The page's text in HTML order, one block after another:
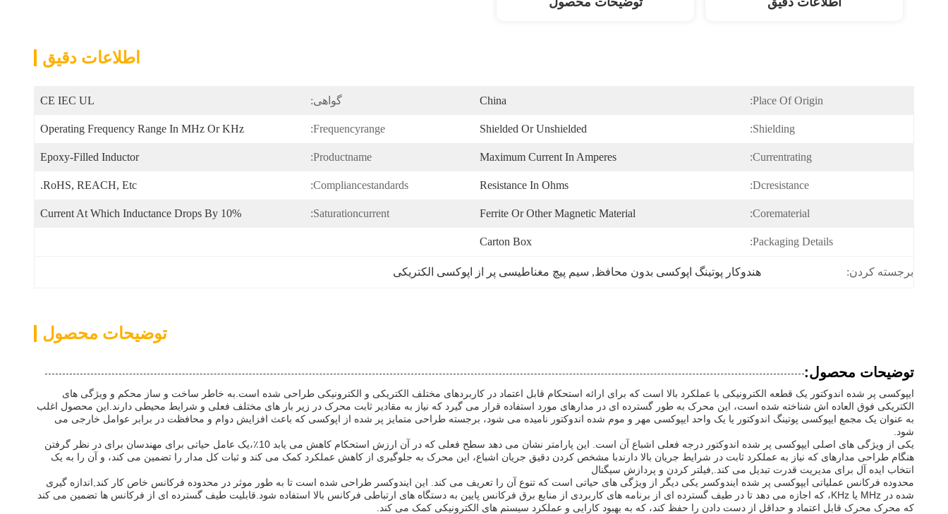
اطلاعات دقیق
Place Of Origin:
China گواهی: CE IEC UL
Shielding:
Shielded Or Unshielded
Frequencyrange:
Operating Frequency Range In MHz Or KHz
Currentrating:
Maximum Current In Amperes
Productname:
Epoxy-Filled Inductor
Dcresistance:
Resistance In Ohms
Compliancestandards:
RoHS, REACH, Etc.
Corematerial:
Ferrite Or Other Magnetic Material
Saturationcurrent:
Current At Which Inductance Drops By 10%
Packaging Details:
Carton Box
برجسته کردن: هندوکار پوتینگ اپوکسی بدون محافظ, سیم پیچ مغناطیسی پر از اپوکسی الکتریکی
توضیحات محصول
توضیحات محصول:
ایپوکسی پر شده اندوکتور یک قطعه الکترونیکی با عملکرد بالا است که برای ارائه استحکام قابل اعتماد در کاربردهای مختلف الکتریکی و الکترونیکی طراحی شده است.به خاطر ساخت و ساز محکم و ویژگی های
الکتریکی فوق العاده اش شناخته شده است، این محرک به طور گسترده ای در مدارهای مورد استفاده قرار می گیرد که نیاز به مقادیر ثابت محرک در زیر بار های مختلف فعلی و شرایط محیطی دارند.این محصول اغلب
به عنوان یک مجمع ایپوکسی پوتینگ اندوکتور یا یک واحد ایپوکسی مهر و موم شده اندوکتور نامیده می شود، برجسته طراحی متمایز پر شده از اپوکسی که باعث افزایش دوام و محافظت در برابر عوامل خارجی می
شود.
یکی از ویژگی های اصلی ایپوکسی پر شده اندوکتور درجه فعلی اشباع آن است. این پارامتر نشان می دهد سطح فعلی که در آن ارزش استحکام کاهش می یابد 10٪،یک عامل حیاتی برای مهندسان برای در نظر گرفتن
هنگام طراحی مدارهای که نیاز به عملکرد ثابت در شرایط جریان بالا دارندبا مشخص کردن دقیق جریان اشباع، این محرک به جلوگیری از کاهش عملکرد کمک می کند و ثبات کل مدار را تضمین می کند، و آن را به یک
انتخاب ایده آل برای مدیریت قدرت تبدیل می کند.,فیلتر کردن و پردازش سیگنال
محدوده فرکانس عملیاتی ایپوکسی پر شده ایندوکسر یکی دیگر از ویژگی های حیاتی است که تنوع آن را تعریف می کند. این ایندوکسر طراحی شده است تا به طور موثر در محدوده فرکانس خاص کار کند,اندازه گیری
شده در MHz یا KHz، که اجازه می دهد تا در طیف گسترده ای از برنامه های کاربردی از منابع برق فرکانس پایین به دستگاه های ارتباطی فرکانس بالا استفاده شود.قابلیت طیف گسترده ای از فرکانس ها تضمین می کند
که محرک محرک قابل اعتماد و حداقل از دست دادن را حفظ کند، که به بهبود کارایی و عملکرد سیستم های الکترونیکی کمک می کند.